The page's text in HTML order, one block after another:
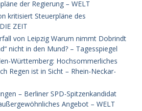
der Regierung – WELT
kritisiert Steuerpläne des
ZEIT
von Leipzig Warum nimmt Dobrindt
nicht in den Mund? – Tagesspiegel
Württemberg: Hochsommerliches
Regen ist in Sicht – Rhein-Neckar-
– Berliner SPD-Spitzenkandidat
Angebot – WELT